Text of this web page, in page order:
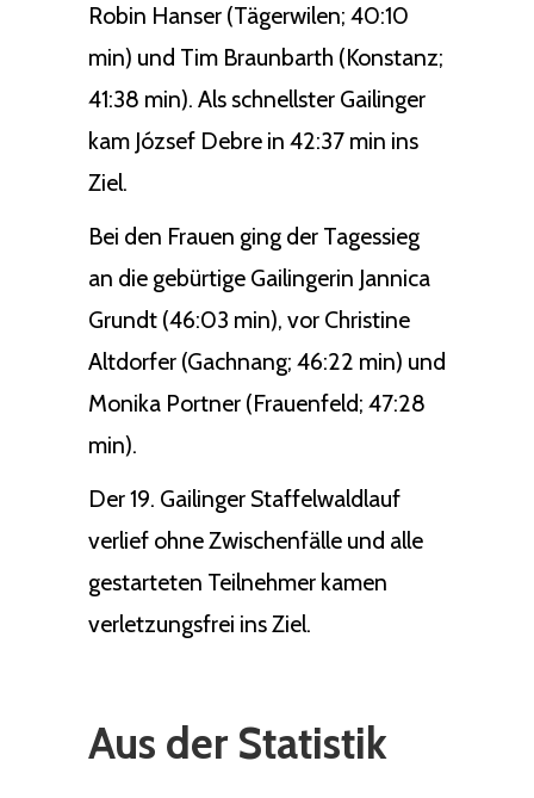
Robin Hanser (Tägerwilen; 40:10
min) und Tim Braunbarth (Konstanz;
41:38 min). Als schnellster Gailinger
kam József Debre in 42:37 min ins
Ziel.
Bei den Frauen ging der Tagessieg
an die gebürtige Gailingerin Jannica
Grundt (46:03 min), vor Christine
Altdorfer (Gachnang; 46:22 min) und
Monika Portner (Frauenfeld; 47:28
min).
Der 19. Gailinger Staffelwaldlauf
verlief ohne Zwischenfälle und alle
gestarteten Teilnehmer kamen
verletzungsfrei ins Ziel.
Aus der Statistik